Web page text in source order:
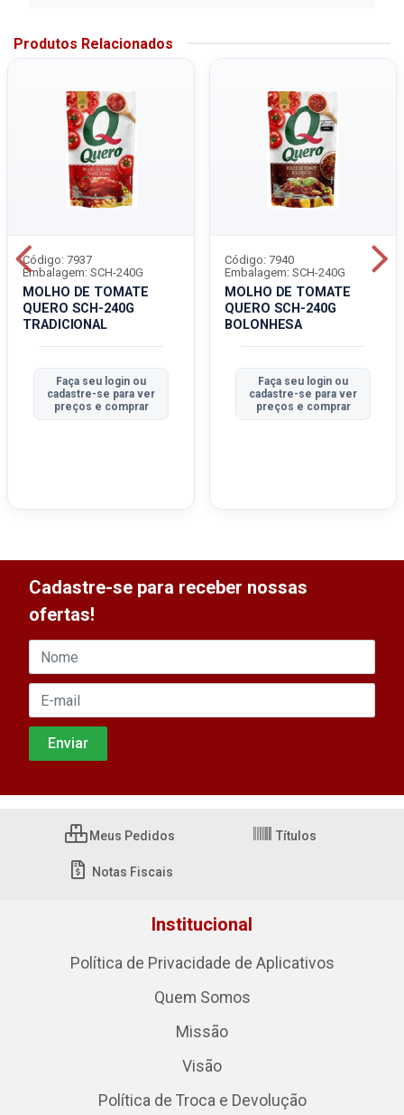
Produtos Relacionados
MOLHO DE TOMATE
QUERO SCH-240G
TRADICIONAL
Código: 7937
Embalagem: SCH-240G
Faça seu login ou
cadastre-se para ver
preços e comprar
MOLHO DE TOMATE
QUERO SCH-240G
BOLONHESA
Código: 7940
Embalagem: SCH-240G
Faça seu login ou
cadastre-se para ver
preços e comprar
Cadastre-se para receber nossas
ofertas!
Meus Pedidos Títulos
Notas Fiscais
Institucional
Política de Privacidade de Aplicativos
Quem Somos
Missão
Visão
Política de Troca e Devolução